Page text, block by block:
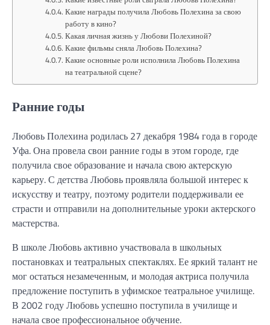
Какие награды получила Любовь Полехина за свою
работу в кино?
Какая личная жизнь у Любови Полехиной?
Какие фильмы сняла Любовь Полехина?
Какие основные роли исполнила Любовь Полехина
на театральной сцене?
Ранние годы
Любовь Полехина родилась 27 декабря 1984 года в городе
Уфа. Она провела свои ранние годы в этом городе, где
получила свое образование и начала свою актерскую
карьеру. С детства Любовь проявляла большой интерес к
искусству и театру, поэтому родители поддерживали ее
страсти и отправили на дополнительные уроки актерского
мастерства.
В школе Любовь активно участвовала в школьных
постановках и театральных спектаклях. Ее яркий талант не
мог остаться незамеченным, и молодая актриса получила
предложение поступить в уфимское театральное училище.
В 2002 году Любовь успешно поступила в училище и
начала свое профессиональное обучение.